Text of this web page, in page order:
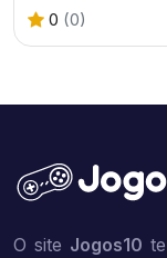
0 (0)
O site Jogos10